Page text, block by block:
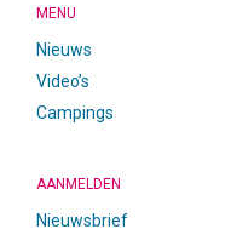
MENU
Nieuws
Video’s
Campings
AANMELDEN
Nieuwsbrief